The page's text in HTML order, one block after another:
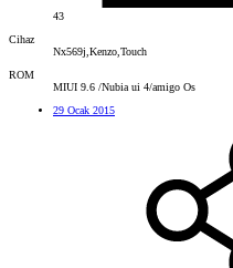
43
Cihaz
Nx569j,Kenzo,Touch
ROM
MIUI 9.6 /Nubia ui 4/amigo Os
29 Ocak 2015